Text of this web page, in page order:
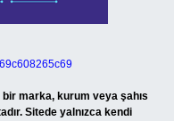
marka, kurum veya şahıs
Sitede yalnızca kendi